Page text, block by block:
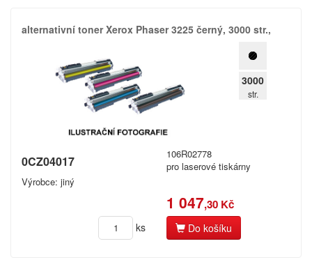
alternativní toner Xerox Phaser 3225 černý,​ 3000 str.​,​
3000
str.
0CZ04017
Výrobce: jiný
106R02778
pro laserové tiskárny
1 047,30 Kč
ks Do košíku